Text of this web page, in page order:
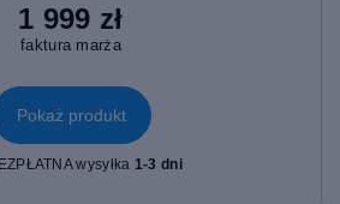
1 999 zł
faktura marża
Pokaż produkt
wysyłka 1-3 dni